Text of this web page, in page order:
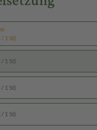
1 St)
1 St)
1 St)
1 St)